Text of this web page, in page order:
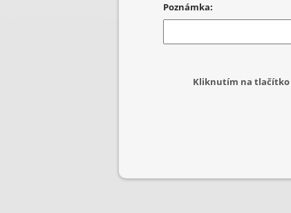
Poznámka:
Kliknutím na tlačítko